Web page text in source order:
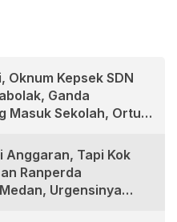
Oknum Kepsek SDN
Ganda
Masuk Sekolah, Ortu
Anggaran, Tapi Kok
Ranperda
Urgensinya